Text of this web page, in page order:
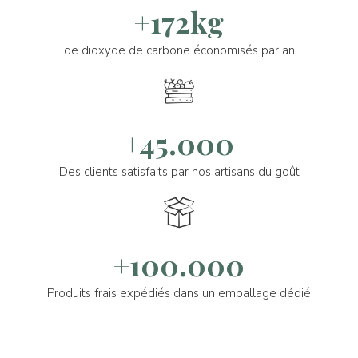
+172kg
de dioxyde de carbone économisés par an
+45.000
Des clients satisfaits par nos artisans du goût
+100.000
Produits frais expédiés dans un emballage dédié